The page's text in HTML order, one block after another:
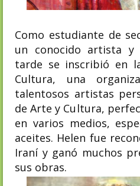
Como estudiante de
un conocido artista y
tarde se inscribió en
Cultura, una
talentosos artistas
de Arte y Cultura,
en varios medios,
aceites. Helen fue
Iraní y ganó muchos
sus obras.